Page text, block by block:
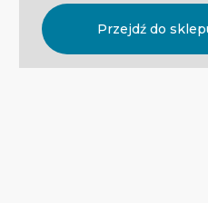
Przejdź do